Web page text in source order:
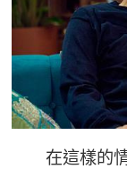
在這樣的